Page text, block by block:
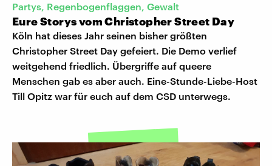
Partys, Regenbogenflaggen, Gewalt
Eure Storys vom Christopher Street Day
Köln hat dieses Jahr seinen bisher größten
Christopher Street Day gefeiert. Die Demo verlief
weitgehend friedlich. Übergriffe auf queere
Menschen gab es aber auch. Eine-Stunde-Liebe-Host
Till Opitz war für euch auf dem CSD unterwegs.